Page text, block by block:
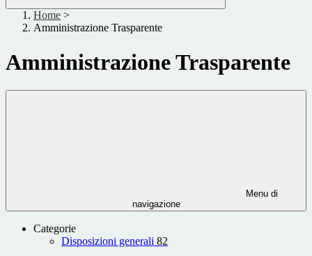
Home >
Amministrazione Trasparente
Amministrazione Trasparente
Menu di
navigazione
Categorie
Disposizioni generali 82